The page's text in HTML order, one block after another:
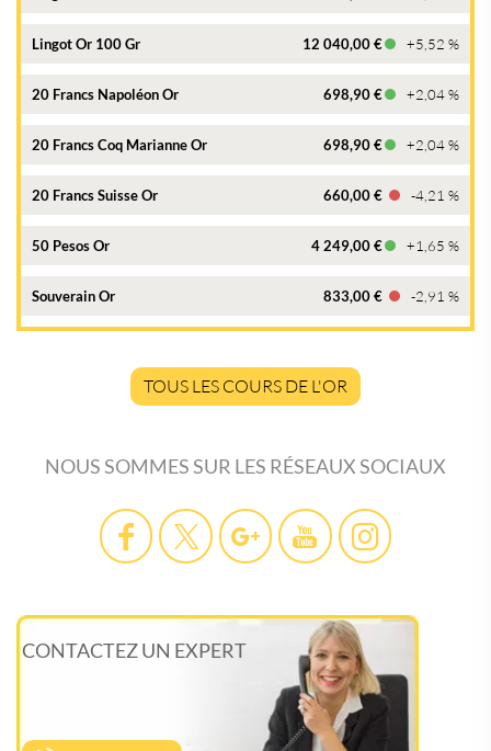
Lingot Or 100 Gr 12 040,00 € +5,52 %
20 Francs Napoléon Or 698,90 € +2,04 %
20 Francs Coq Marianne Or 698,90 € +2,04 %
20 Francs Suisse Or 660,00 € -4,21 %
50 Pesos Or 4 249,00 € +1,65 %
Souverain Or 833,00 € -2,91 %
TOUS LES COURS DE L'OR
NOUS SOMMES SUR LES RÉSEAUX SOCIAUX
CONTACTEZ UN EXPERT